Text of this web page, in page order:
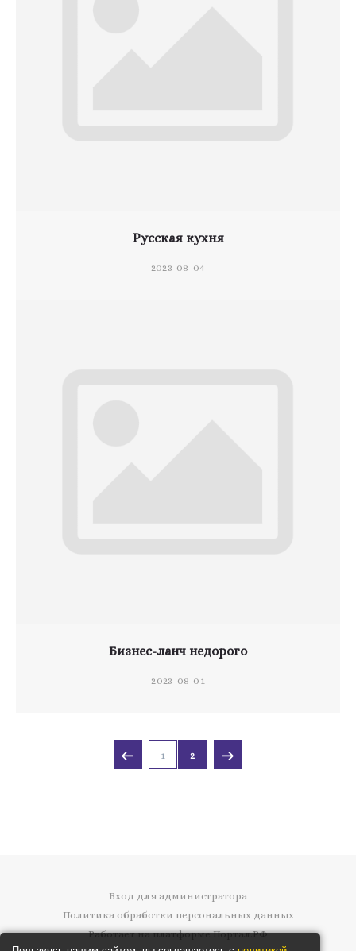
Русская кухня
2023-08-04
Бизнес-ланч недорого
2023-08-01
1 2
Вход для администратора
Политика обработки персональных данных
Работает на платформеПортал.РФ